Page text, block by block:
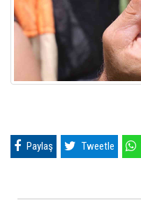
Paylaş Tweetle